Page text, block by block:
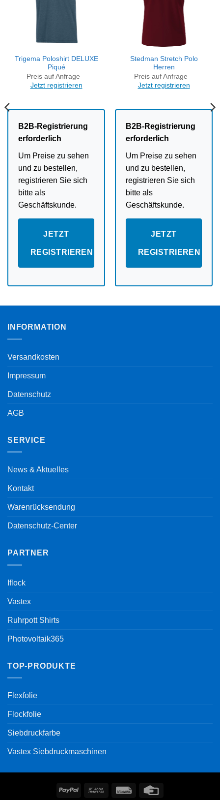
Trigema Poloshirt DELUXE
Piqué
Preis auf Anfrage –
Jetzt registrieren
B2B-Registrierung
erforderlich
Um Preise zu sehen
und zu bestellen,
registrieren Sie sich
bitte als
Geschäftskunde.
JETZT
REGISTRIEREN
Stedman Stretch Polo
Herren
Preis auf Anfrage –
Jetzt registrieren
B2B-Registrierung
erforderlich
Um Preise zu sehen
und zu bestellen,
registrieren Sie sich
bitte als
Geschäftskunde.
JETZT
REGISTRIEREN
INFORMATION
Versandkosten
Impressum
Datenschutz
AGB
SERVICE
News & Aktuelles
Kontakt
Warenrücksendung
Datenschutz-Center
PARTNER
Iflock
Vastex
Ruhrpott Shirts
Photovoltaik365
TOP-PRODUKTE
Flexfolie
Flockfolie
Siebdruckfarbe
Vastex Siebdruckmaschinen
PayPal
Bank
Rechung